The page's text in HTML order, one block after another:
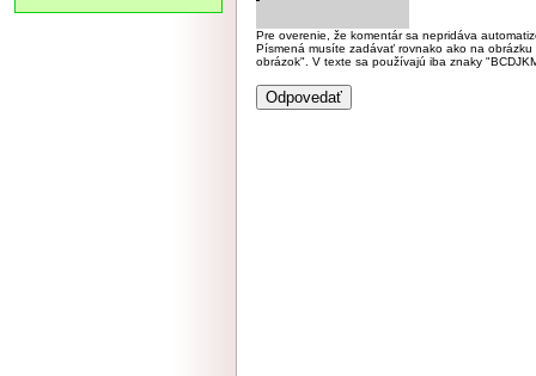
Pre overenie, že komentár sa nepridáva
Písmená musíte zadávať rovnako ako na
obrázok". V texte sa používajú iba znaky